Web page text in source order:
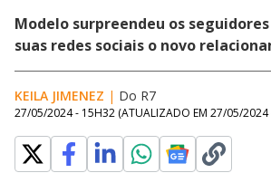
Modelo surpreendeu os
suas redes sociais o novo
KEILA JIMENEZ | Do R7
27/05/2024 - 15H32 (ATUALIZADO EM 27/05/2024